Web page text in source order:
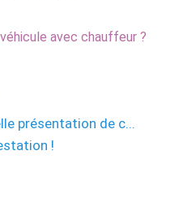
avec chauffeur ?
présentation de c...
!